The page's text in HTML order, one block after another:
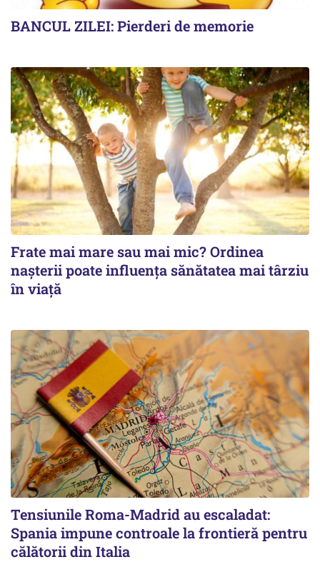
BANCUL ZILEI: Pierderi de memorie
Frate mai mare sau mai mic? Ordinea
nașterii poate influența sănătatea mai târziu
în viață
Tensiunile Roma-Madrid au escaladat:
Spania impune controale la frontieră pentru
călătorii din Italia